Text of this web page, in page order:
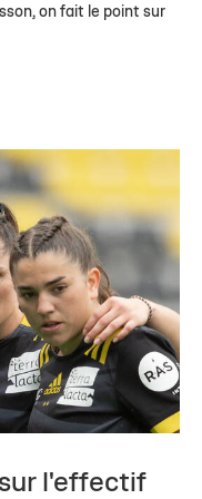
on fait le point sur
sur l'effectif